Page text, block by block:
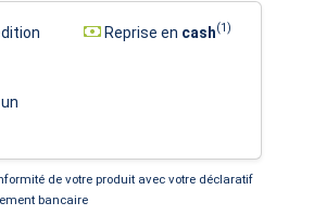
Reprise en cash(1)
de votre produit avec votre déclaratif
bancaire